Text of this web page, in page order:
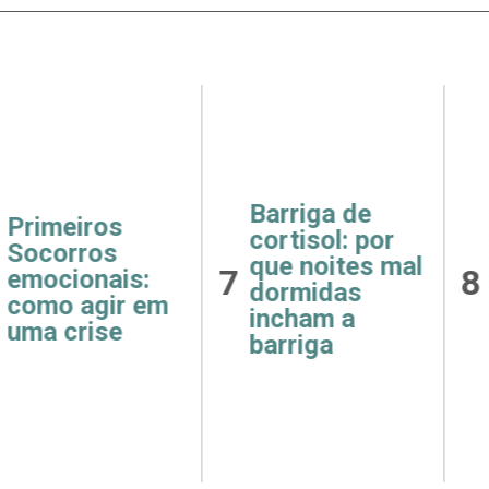
de
por
mal
a
8
Receitas
fáceis e
saudáveis
para o café da
manhã
9
como
e